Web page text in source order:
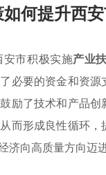
何提升西
安市积极实施产业
必要的资金和资
励了技术和产品
而形成良性循环
济向高质量方向迈